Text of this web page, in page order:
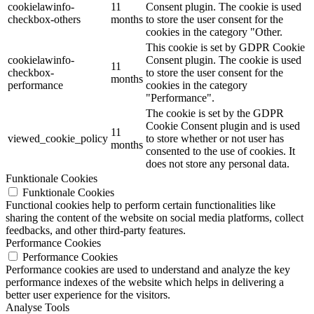
cookielawinfo-
checkbox-others
11
months
Consent plugin. The cookie is used
to store the user consent for the
cookies in the category "Other.
cookielawinfo-
checkbox-
performance
11
months
This cookie is set by GDPR Cookie
Consent plugin. The cookie is used
to store the user consent for the
cookies in the category
"Performance".
viewed_cookie_policy
11
months
The cookie is set by the GDPR
Cookie Consent plugin and is used
to store whether or not user has
consented to the use of cookies. It
does not store any personal data.
Funktionale Cookies
Funktionale Cookies
Functional cookies help to perform certain functionalities like
sharing the content of the website on social media platforms, collect
feedbacks, and other third-party features.
Performance Cookies
Performance Cookies
Performance cookies are used to understand and analyze the key
performance indexes of the website which helps in delivering a
better user experience for the visitors.
Analyse Tools